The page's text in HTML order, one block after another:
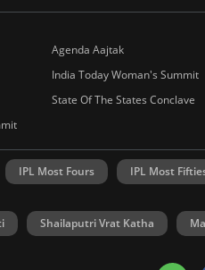
Agenda Aajtak
India Today Woman's Summit
State Of The States Conclave
IPL Most Fours IPL Most
Shailaputri Vrat Katha